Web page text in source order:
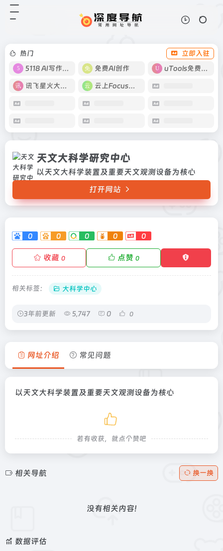
热门
立即入驻
5118 AI写作工具
免费AI创作 uTools免费工具箱
讯飞星火大模型 云上Focus接码
天文大科学研究中心
以天文大科学装置及重要天文观测设备为核心
打开网站
0 0 0 0 0
收藏 0 点赞 0
相关标签： 大科学中心
3年前更新 5,747 0 0
天文大科学研究中心
网址介绍 常见问题
以天文大科学装置及重要天文观测设备为核心
若有收获，就点个赞吧
相关导航 换一换
没有相关内容!
数据评估